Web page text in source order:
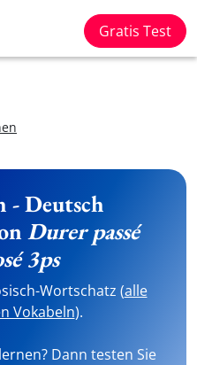
Gratis Test
- Deutsch
Durer passé
3ps
Wortschatz (alle
Vokabeln).
Dann testen Sie